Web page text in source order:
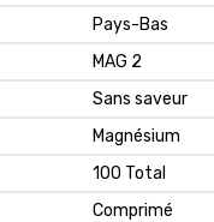
Pays-Bas
MAG 2
Sans saveur
Magnésium
100 Total
Comprimé